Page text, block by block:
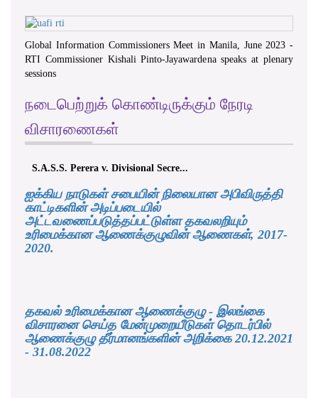
Global Information Commissioners Meet in Manila, June 2023 -
RTI Commissioner Kishali Pinto-Jayawardena speaks at plenary
sessions
நடைபெற்றுக் கொண்டிருக்கும் நேரடி
விசாரணைகள்
S.A.S.S. Perera v. Divisional Secre...
ஐக்கிய நாடுகள் சபையின் நிலையான அபிவிருத்தி
காட்டிகளின் அடிப்படையில்
அட்டவணைப்படுத்தப்பட்டுள்ள தகவலறியும்
உரிமைக்கான ஆணைக்குழுவின் ஆணைகள், 2017-
2020.
தகவல் உரிமைக்கான ஆணைக்குழு - இலங்கை
விசாரனை செய்த மேன்முறையீடுகள் தொடர்பில்
ஆணைக்குழு தீர்மானங்களின் அறிக்கை 20.12.2021
- 31.08.2022